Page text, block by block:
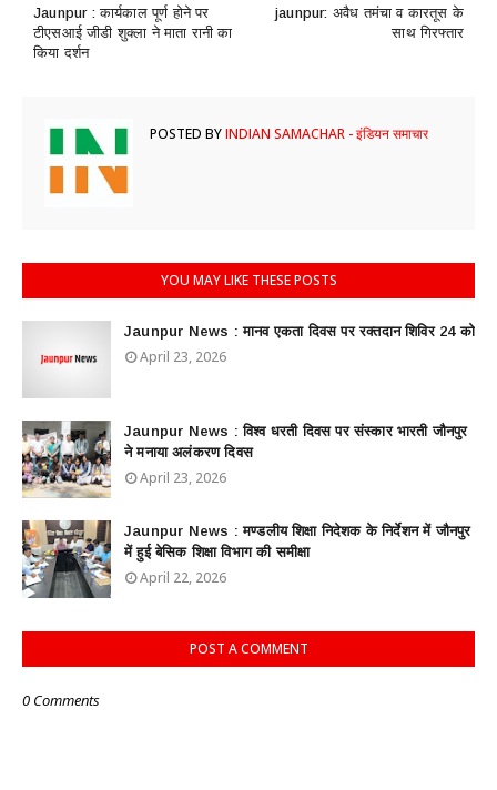
jaunpur: अवैध तमंचा व कारतूस के
साथ गिरफ्तार
Jaunpur : कार्यकाल पूर्ण होने पर
टीएसआई जीडी शुक्ला ने माता रानी का
किया दर्शन
POSTED BYINDIAN SAMACHAR - इंडियन समाचार
YOU MAY LIKE THESE POSTS
Jaunpur News : ​मानव एकता दिवस पर रक्तदान शिविर 24 को
April 23, 2026
Jaunpur News : विश्व धरती दिवस पर संस्कार भारती जौनपुर
ने मनाया अलंकरण दिवस
April 23, 2026
Jaunpur News : ​मण्डलीय शिक्षा निदेशक के निर्देशन में जौनपुर
में हुई बेसिक शिक्षा विभाग की समीक्षा
April 22, 2026
POST A COMMENT
0 Comments